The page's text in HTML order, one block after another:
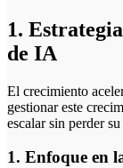
1.
de IA
El crecimiento acelerado de una startup de inteligencia artificial (IA) puede ser tanto una oportunidad como un desafío. Para
gestionar este
escalar sin perder
1. Enfoque en